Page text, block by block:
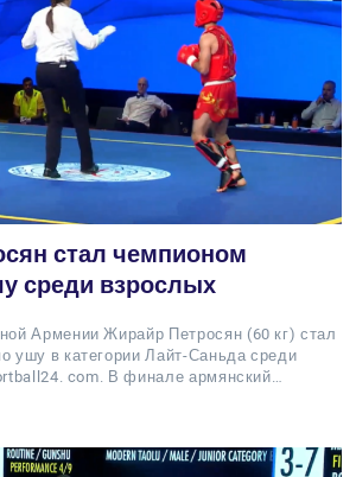
стал чемпионом
среди взрослых
Армении Жирайр Петросян (60 кг) стал
ушу в категории Лайт-Саньда среди
com. В финале армянский…